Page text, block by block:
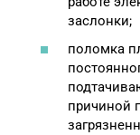
заслонки;
поломка
причиной